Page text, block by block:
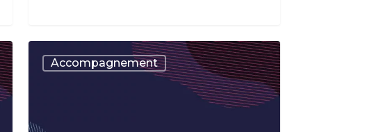
campagnes
Accompagnement